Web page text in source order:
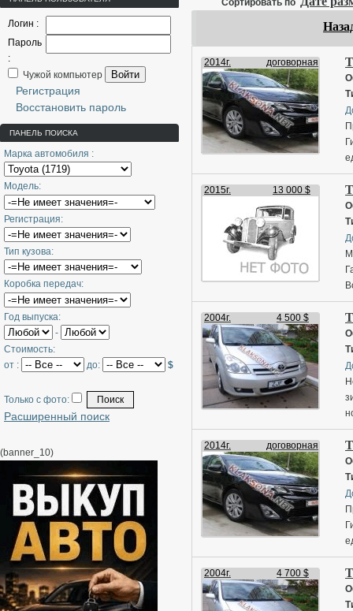
Логин :
Пароль
:
Чужой компьютер
Войти
Регистрация
Восстановить пароль
ПАНЕЛЬ ПОИСКА
Марка автомобиля :
Модель:
Регистрация:
Тип кузова:
Коробка передач:
Год выпуска:
-
Стоимость:
от :
до: $
Только с фото:
Расширенный поиск
(banner_10)
Сортировать по
2014г. договорная
2015г. 13 000 $
2004г. 4 500 $
2014г. договорная
2004г.
4 700 $